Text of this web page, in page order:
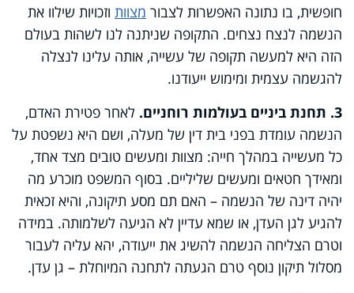
חופשית, בו נתונה האפשרות לצבור מצוות וזכויות שילוו את
הנשמה לנצח נצחים. התקופה שניתנה לנו לשהות בעולם
הזה היא למעשה תקופה של עשייה, אותה עלינו לנצלה
להגשמה עצמית ומימוש ייעודנו.
3. תחנת ביניים בעולמות רוחניים.
לאחר פטירת האדם,
הנשמה עומדת בפני בית דין של מעלה, ושם היא נשפטת על
כל מעשייה במהלך חייה: מצוות ומעשים טובים מצד אחד,
ומאידך חטאים ומעשים שליליים. בסוף המשפט מוכרע מה
יהיה דינה של הנשמה – האם תם מסע תיקונה, והיא זכאית
להגיע לגן העדן, או שמא עדיין לא הגיעה לשלמותה. במידה
וטרם הצליחה הנשמה להשיג את ייעודה, יהא עליה לעבור
מסלול תיקון נוסף טרם הגעתה לתחנה המיוחלת – גן עדן.